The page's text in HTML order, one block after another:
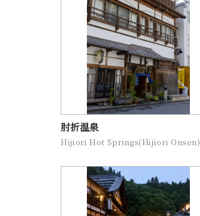
肘折温泉
Hijiori Hot Springs(Hijiori Onsen)